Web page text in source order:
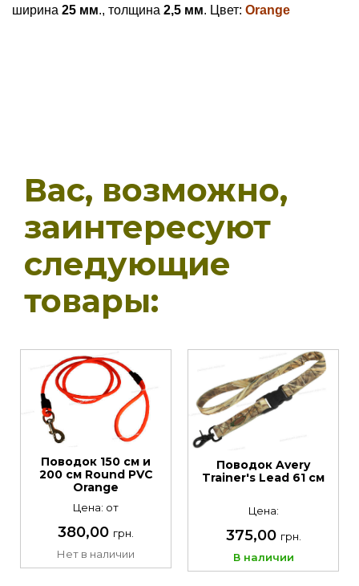
ширина 25 мм., толщина 2,5 мм. Цвет: Orange
Вас, возможно,
заинтересуют
следующие
товары:
Поводок 150 см и
200 см Round PVC
Orange
Цена: от
380,00 грн.
Нет в наличии
Поводок Avery
Trainer's Lead 61 см
Цена:
375,00 грн.
В наличии